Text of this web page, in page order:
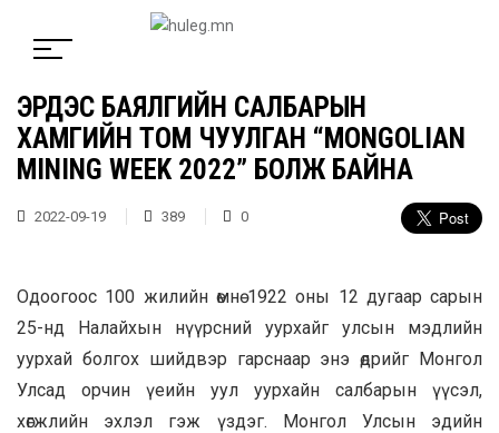
ЭРДЭС БАЯЛГИЙН САЛБАРЫН
ХАМГИЙН ТОМ ЧУУЛГАН “MONGOLIAN
MINING WEEK 2022” БОЛЖ БАЙНА
2022-09-19 389 0
Одоогоос 100 жилийн өмнө 1922 оны 12 дугаар сарын
25-нд Налайхын нүүрсний уурхайг улсын мэдлийн
уурхай болгох шийдвэр гарснаар энэ өдрийг Монгол
Улсад орчин үеийн уул уурхайн салбарын үүсэл,
хөгжлийн эхлэл гэж үздэг. Монгол Улсын эдийн